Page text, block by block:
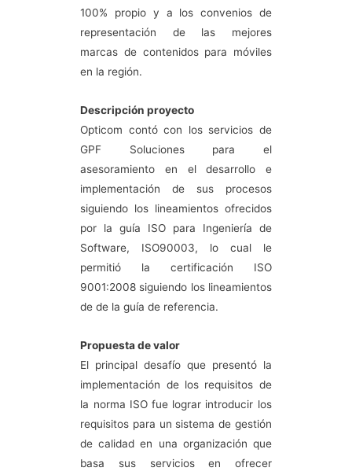
100% propio y a los convenios de
representación de las mejores
marcas de contenidos para móviles
en la región.
Descripción proyecto
Opticom contó con los servicios de
GPF Soluciones para el
asesoramiento en el desarrollo e
implementación de sus procesos
siguiendo los lineamientos ofrecidos
por la guía ISO para Ingeniería de
Software, ISO90003, lo cual le
permitió la certificación ISO
9001:2008 siguiendo los lineamientos
de de la guía de referencia.
Propuesta de valor
El principal desafío que presentó la
implementación de los requisitos de
la norma ISO fue lograr introducir los
requisitos para un sistema de gestión
de calidad en una organización que
basa sus servicios en ofrecer